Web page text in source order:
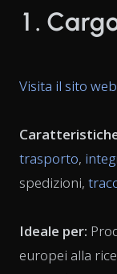
1.
Visita il sito web
trasporto,
spedizioni,
Ideale per:
europei alla